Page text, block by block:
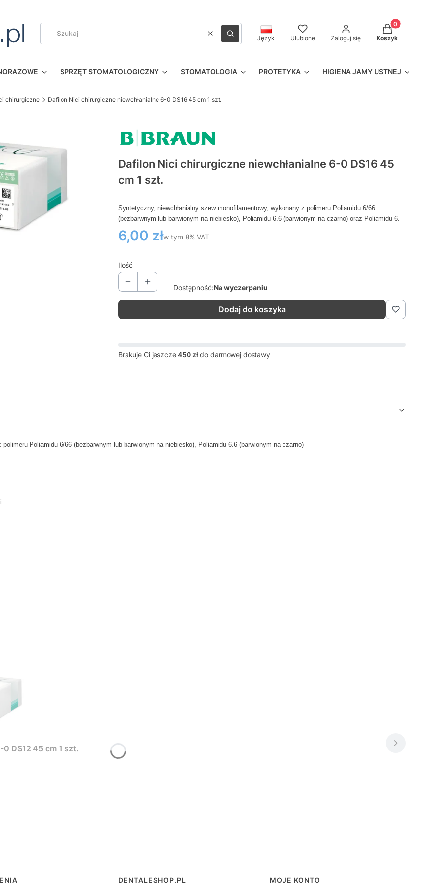
WyczyśćSzukaj Język Ulubione Zaloguj się
Produkty w
Koszyk
SPRZĘT STOMATOLOGICZNY STOMATOLOGIA PROTETYKA HIGIENA JAMY USTNEJ
chirurgiczne Dafilon Nici chirurgiczne niewchłanialne 6-0 DS16 45 cm 1 szt.
Dafilon Nici chirurgiczne niewchłanialne 6-0 DS16 45
cm 1 szt.
Syntetyczny, niewchłanialny szew monofilamentowy, wykonany z polimeru Poliamidu 6/66
(bezbarwnym lub barwionym na niebiesko), Poliamidu 6.6 (barwionym na czarno) oraz Poliamidu 6.
Cena
6,00 złw tym 8% VAT
w tym 8% VAT
Ilość
Dostępność:Na wyczerpaniu
Dodaj do koszyka
Brakuje Ci jeszcze450 złdo darmowej dostawy
Poliamidu 6/66 (bezbarwnym lub barwionym na niebiesko), Poliamidu 6.6 (barwionym na czarno)
DS12 45 cm 1 szt.
DENTALESHOP.PL MOJE KONTO